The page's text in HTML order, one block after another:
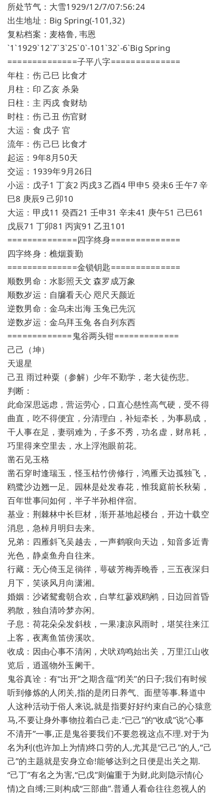
所处节气：大雪1929/12/7/07:56:24
出生地址：Big Spring(-101,32)
复粘档案：麦格鲁, 韦恩
`1`1929`12`7`3`25`0`-101`32`-6`Big Spring
==============子平八字==============
年柱：伤 己巳 比食才
月柱：印 乙亥 杀枭
日柱：主 丙戌 食财劫
时柱：伤 己丑 伤官财
大运：食 戊子 官
流年：伤 己巳 比食才
起运：9年8月50天
交运：1939年9月26日
小运：戊子1 丁亥2 丙戌3 乙酉4 甲申5 癸未6 壬午7 辛
巳8 庚辰9 己卯10
大运：甲戌11 癸酉21 壬申31 辛未41 庚午51 己巳61
戊辰71 丁卯81 丙寅91 乙丑101
==============四字终身==============
四字终身：樵烟蓑勤
==============金锁钥匙==============
顺数男命：水影照天文 森罗成万象
顺数岁运：自牖看天心 咫尺天颜近
逆数男命：金乌未出海 玉兔已先沉
逆数岁运：金乌拜玉兔 各自列东西
=============鬼谷两头钳=============
己己（坤）
天退星
己丑 雨过种粟（参解）少年不勤学，老大徒伤悲。
判断：
此命深思远虑，营运劳心，口直心慈性高气硬，受不得
曲直，吃不得便宜，分清理白，补短牵长，为事易成，
干人事在足，妻弱难为，子多不秀，功名虚，财帛耗，
巧里得来空里去，水上浮泡眼前花。
凿石见玉格
凿石穿时逢瑞玉，怪玉枯竹傍修行，鸿雁天边孤独飞，
鸥鹭沙边翘一足。园林是处发春花，惟我庭前长秋菊，
百年世事问如何，半子半孙相伴宿。
基业：荆棘林中长巨材，渐开基地起楼台，开边十载空
消息，急棹月明归去来。
兄弟：四雁斜飞吴越去，一声鹤唳向天边，知音多近青
光色，静桌鱼舟自往来。
行藏：无心倚玉足徜徉，萼破芳梅弄晚香，三五夜深归
月下，笑谈风月向潇湘。
婚姻：沙诸鸳鸯朝合欢，白苹红蓼戏鸥鹇，日边回首昏
鸦散，独自清吟梦亦闲。
子息：荷花朵朵发斜枝，一果凄凉风雨时，堪笑往来江
上客，夜离鱼笛傍溪吹。
收成：因由心事不清闲，犬吠鸡鸣始出关，万里江山收
览后，逍遥物外玉阑干。
鬼谷真诠：有“出开”之期含蕴“闭关”的日子;我们有时候
听到修炼的人闭关,指的是闭日养气、面壁等事.释道中
人这种活动于俗人来说,就是指要好好约束自己的心猿意
马,不要让身外事物拉着白己走.“已己”的“收成”说“心事
不清开”一事,正是鬼谷要我们不要忽视这点不理.对于为
名为利(也许加上为情)终口劳的人,尤其是“己己”的人,“己
己”的主题就是安身立命!能够达到之日便是出关之期.
“己丁”有名之为害,“已戊”则偏重于为财,此则隐示情(心
情)之自缚;三则构成“三部曲”.普通人看命往往忽视人的